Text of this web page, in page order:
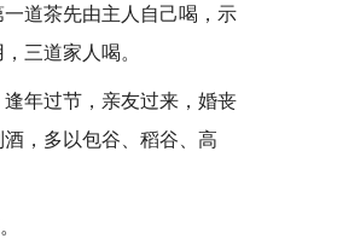
道茶先由主人自己喝，示
三道家人喝。
年过节，亲友过来，婚丧
，多以包谷、稻谷、高